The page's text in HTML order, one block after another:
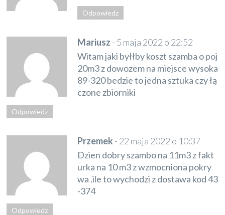
Odpowiedz
Mariusz - 5 maja 2022 o 22:52
Witam jaki byłłby koszt szamba o poj
20m3 z dowozem na miejsce wysoka
89-320 bedzie to jedna sztuka czy łą
czone zbiorniki
Odpowiedz
Przemek- 22 maja 2022 o 10:37
Dzien dobry szambo na 11m3 z fakt
urka na 10 m3 z wzmocniona pokry
wa .ile to wychodzi z dostawa kod 43
-374
Odpowiedz